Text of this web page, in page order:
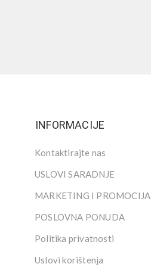
INFORMACIJE
Kontaktirajte nas
USLOVI SARADNJE
MARKETING I PROMOCIJA
POSLOVNA PONUDA
Politika privatnosti
Uslovi korištenja